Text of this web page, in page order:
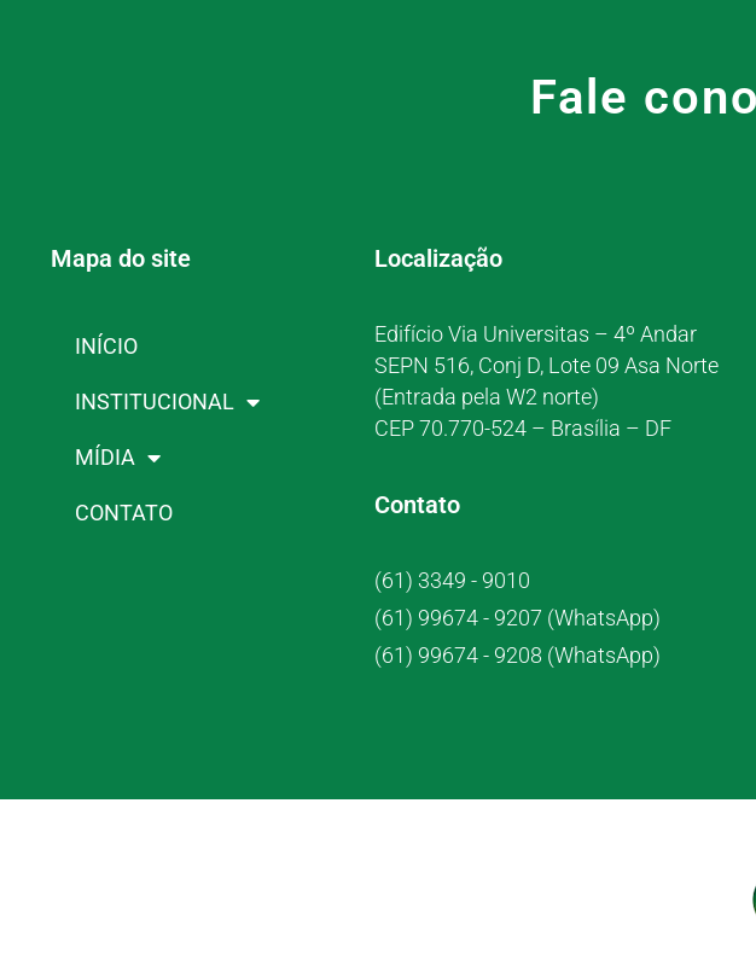
Fale
Mapa do site
INÍCIO
INSTITUCIONAL
MÍDIA
CONTATO
Localização
Edifício Via Universitas – 4º Andar
SEPN 516, Conj D, Lote 09 Asa Norte
(Entrada pela W2 norte)
CEP 70.770-524 – Brasília – DF
Contato
(61) 3349 - 9010
(61) 99674 - 9207 (WhatsApp)
(61) 99674 - 9208 (WhatsApp)